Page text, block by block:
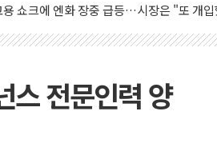
뉴스] 뉴욕 반도체주 프리뷰...美 고용 쇼
시 프리뷰, 美 고용 쇼크에 금리 인상 우
이슬람 수니파 3개국, 공동방위협정 체결
시 개장 전 특징주...아틀라시안·클라우
스 전문인력 양